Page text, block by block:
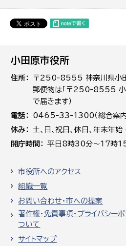
小田原市役所
住所
〒250-8555 神奈川県小
郵便物は「〒250-8555 小
で届きます）
電話
0465-33-1300（総合案内
休み
土､日､祝日、休日、年末
開庁時間
平日8時30分～17時
市役所へのアクセス
組織一覧
お問い合わせ・市への提案
著作権・免責事項・プライバシーポ
ついて
サイトマップ